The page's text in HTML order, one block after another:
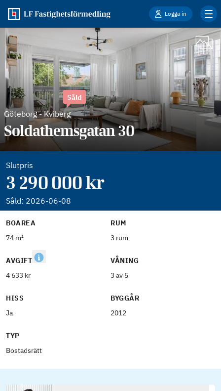
Logga in
Göteborg-Kviberg
Såld
Soldathemsgatan 30
Slutpris
3 290 000 kr
Såld: 2026-06-08
BOAREA
74 m²
RUM
3 rum
AVGIFT
4 633 kr
VÅNING
3 av 5
HISS
Ja
BYGGÅR
2012
TYP
Bostadsrätt